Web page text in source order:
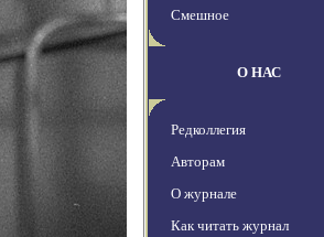
Смешное
О НАС
Редколлегия
Авторам
О журнале
Как читать журнал